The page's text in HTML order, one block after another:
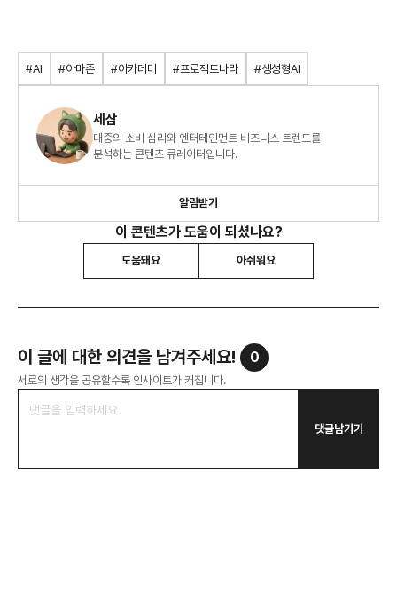
#AI #아마존 #아카데미 #프로젝트나라 #생성형AI
세삼
대중의 소비 심리와 엔터테인먼트 비즈니스 트렌드를
분석하는 콘텐츠 큐레이터입니다.
알림받기
이 콘텐츠가 도움이 되셨나요?
도움돼요 아쉬워요
이 글에 대한 의견을 남겨주세요! 0
서로의 생각을 공유할수록 인사이트가 커집니다.
댓글남기기